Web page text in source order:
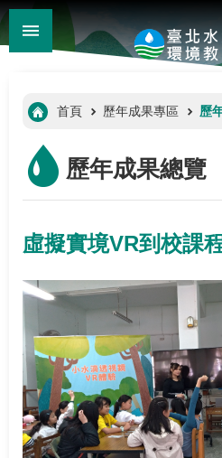
跳到主要內容區塊
搜
關
於
:::
首頁 歷年成果專區 歷
歷年成果總覽
虛擬實境VR到校課